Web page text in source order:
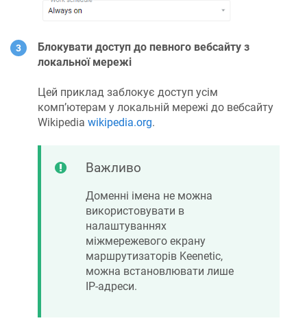
Блокувати доступ до певного вебсайту з
локальної мережі
Цей приклад заблокує доступ усім
комп’ютерам у локальній мережі до вебсайту
Wikipedia wikipedia.org.
Важливо
Доменні імена не можна
використовувати в
налаштуваннях
міжмережевого екрану
маршрутизаторів Keenetic,
можна встановлювати лише
IP-адреси.